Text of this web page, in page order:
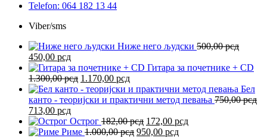
Telefon: 064 182 13 44
Viber/sms
Ниже него људски 500,00рсд
Оригинална
цена
је
била:
500,00 рсд.
450,00 рсдТренутна
цена
је:
450,00 рсд.
Гитара за почетнике + СD
1.300,00рсд Оригинална
цена
је
1.300,00 рсд.
1.170,00 рсдТренутна
цена
је:
Бел
канто - теоријски и практични метод певања 750,00рсд
Оригинална
цена
је
713,00 рсдТренутна
цена
је:
Острог 182,00рсд Оригинална
цена
172,00 рсдТренутна
Риме 1.000,00рсд Оригинална
950,00 рсдТренутна